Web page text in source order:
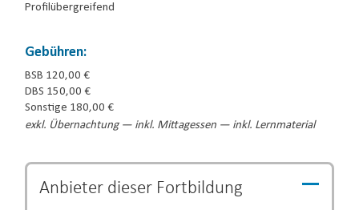
Profilübergreifend
Gebühren:
BSB 120,00 €
DBS 150,00 €
Sonstige 180,00 €
exkl. Übernachtung — inkl. Mittagessen — inkl. Lernmaterial
Anbieter dieser Fortbildung